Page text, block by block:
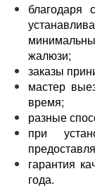
благодаря
жалюзи;
заказы
мастер
время;
разные
при
гарантия
года.